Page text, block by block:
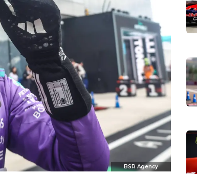
BSR Agency